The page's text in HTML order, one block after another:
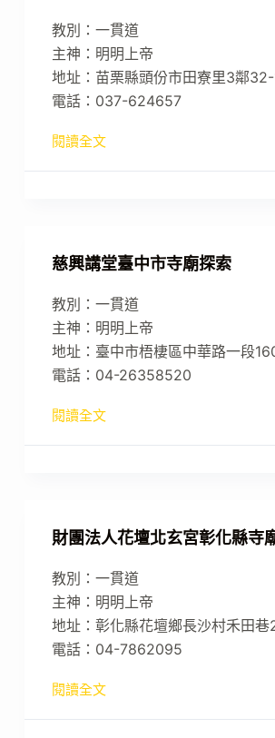
教別：一貫道
主神：明明上帝
地址：苗栗縣頭份市田寮里3鄰32-
電話：037-624657
閱讀全文
慈興講堂臺中市寺廟探索
教別：一貫道
主神：明明上帝
地址：臺中市梧棲區中華路一段
電話：04-26358520
閱讀全文
財團法人花壇北玄宮彰化縣寺
教別：一貫道
主神：明明上帝
地址：彰化縣花壇鄉長沙村禾田巷
電話：04-7862095
閱讀全文